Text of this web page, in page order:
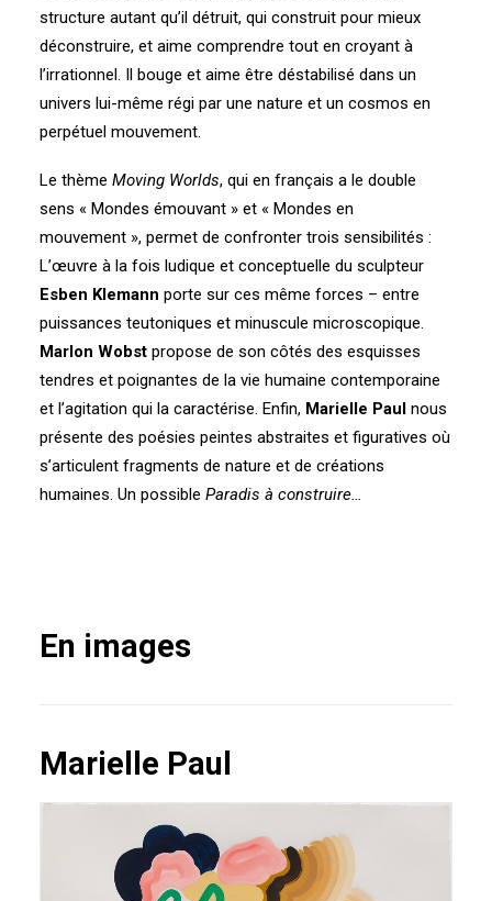
structure autant qu’il détruit, qui construit pour mieux
déconstruire, et aime comprendre tout en croyant à
l’irrationnel. Il bouge et aime être déstabilisé dans un
univers lui-même régi par une nature et un cosmos en
perpétuel mouvement.
Le thème Moving Worlds, qui en français a le double
sens « Mondes émouvant » et « Mondes en
mouvement », permet de confronter trois sensibilités :
L’œuvre à la fois ludique et conceptuelle du sculpteur
Esben Klemann porte sur ces même forces – entre
puissances teutoniques et minuscule microscopique.
Marlon Wobst propose de son côtés des esquisses
tendres et poignantes de la vie humaine contemporaine
et l’agitation qui la caractérise. Enfin, Marielle Paul nous
présente des poésies peintes abstraites et figuratives où
s’articulent fragments de nature et de créations
humaines. Un possible Paradis à construire…
En images
Marielle Paul